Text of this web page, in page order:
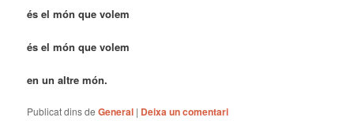
és el món que volem
és el món que volem
en un altre món.
Publicat dins de General | Deixa un comentari